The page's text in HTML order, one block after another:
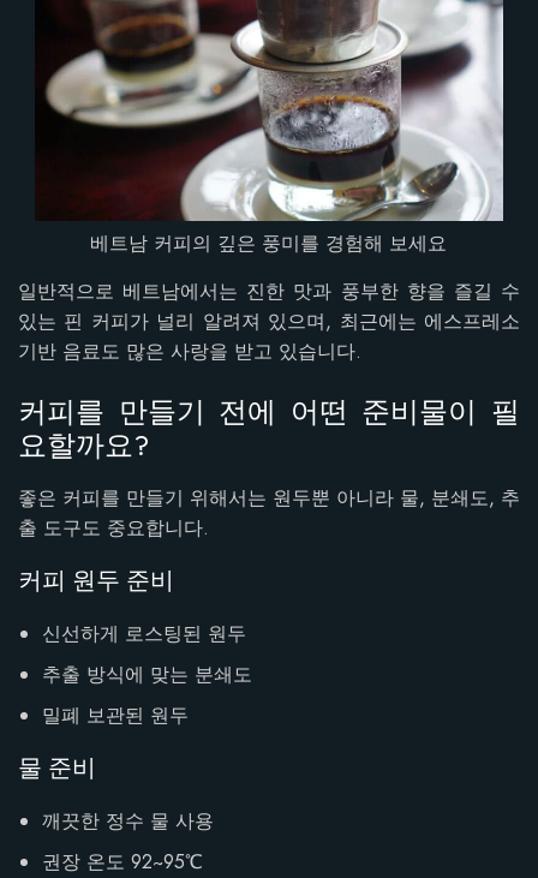
베트남 커피의 깊은 풍미를 경험해 보세요
일반적으로 베트남에서는 진한 맛과 풍부한 향을 즐길 수
있는 핀 커피가 널리 알려져 있으며, 최근에는 에스프레소
기반 음료도 많은 사랑을 받고 있습니다.
커피를 만들기 전에 어떤 준비물이 필
요할까요?
좋은 커피를 만들기 위해서는 원두뿐 아니라 물, 분쇄도, 추
출 도구도 중요합니다.
커피 원두 준비
신선하게 로스팅된 원두
추출 방식에 맞는 분쇄도
밀폐 보관된 원두
물 준비
깨끗한 정수 물 사용
권장 온도 92~95℃